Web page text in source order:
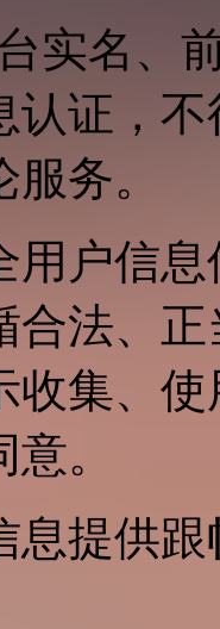
台实名、
认证，
务。
用户信
合法、
收集、
。
息提供